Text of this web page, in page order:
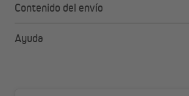
Contenido del envío
Ayuda